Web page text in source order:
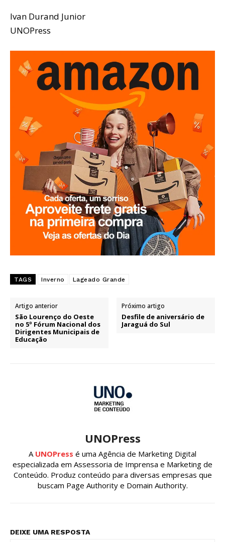
Ivan Durand Junior
UNOPress
TAGS Inverno Lageado Grande
Artigo anterior
São Lourenço do Oeste
no 5º Fórum Nacional dos
Dirigentes Municipais de
Educação
Próximo artigo
Desfile de aniversário de
Jaraguá do Sul
UNOPress
A UNOPress é uma Agência de Marketing Digital
especializada em Assessoria de Imprensa e Marketing de
Conteúdo. Produz conteúdo para diversas empresas que
buscam Page Authority e Domain Authority.
DEIXE UMA RESPOSTA